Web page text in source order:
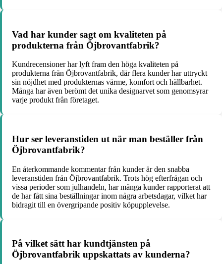
Vad har kunder sagt om kvaliteten på
produkterna från Öjbrovantfabrik?
Kundrecensioner har lyft fram den höga kvaliteten på
produkterna från Öjbrovantfabrik, där flera kunder har uttryckt
sin nöjdhet med produkternas värme, komfort och hållbarhet.
Många har även berömt det unika designarvet som genomsyrar
varje produkt från företaget.
Hur ser leveranstiden ut när man beställer från
Öjbrovantfabrik?
En återkommande kommentar från kunder är den snabba
leveranstiden från Öjbrovantfabrik. Trots hög efterfrågan och
vissa perioder som julhandeln, har många kunder rapporterat att
de har fått sina beställningar inom några arbetsdagar, vilket har
bidragit till en övergripande positiv köpupplevelse.
På vilket sätt har kundtjänsten på
Öjbrovantfabrik uppskattats av kunderna?